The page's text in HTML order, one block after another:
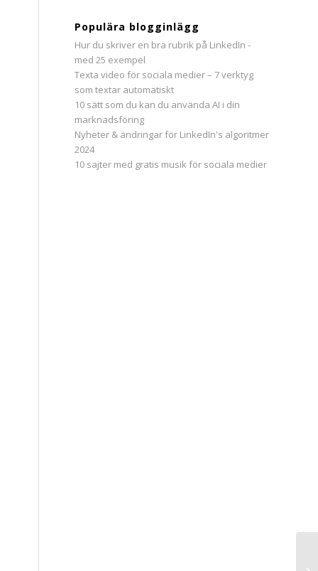
Populära blogginlägg
Hur du skriver en bra rubrik på LinkedIn -
med 25 exempel
Texta video för sociala medier – 7 verktyg
som textar automatiskt
10 sätt som du kan du använda AI i din
marknadsföring
Nyheter & ändringar för LinkedIn's algoritmer
2024
10 sajter med gratis musik för sociala medier